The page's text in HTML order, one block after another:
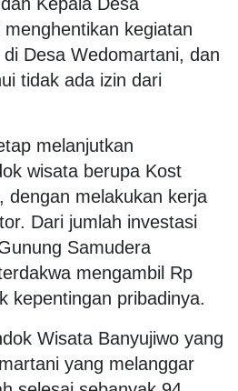
kegiatan
Desa Wedomartani, dan
tidak ada izin dari
melanjutkan
wisata berupa Kost
dengan melakukan kerja
Dari jumlah investasi
Samudera
mengambil Rp
kepentingan pribadinya.
Wisata Banyujiwo yang
yang melanggar